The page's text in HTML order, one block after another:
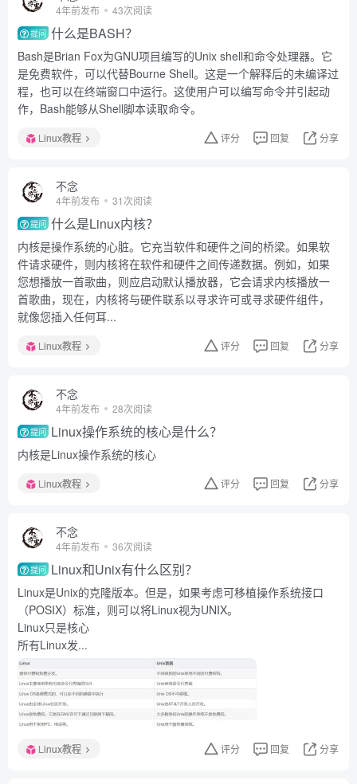
4年前发布 43次阅读
提问 什么是BASH？
Bash是Brian Fox为GNU项目编写的Unix shell和命令处理器。它
是免费软件，可以代替Bourne Shell。这是一个解释后的未编译过
程，也可以在终端窗口中运行。这使用户可以编写命令并引起动
作，Bash能够从Shell脚本读取命令。
Linux教程 评分 回复 分享
不念
4年前发布 31次阅读
提问 什么是Linux内核？
内核是操作系统的心脏。它充当软件和硬件之间的桥梁。如果软
件请求硬件，则内核将在软件和硬件之间传递数据。例如，如果
您想播放一首歌曲，则应启动默认播放器，它会请求内核播放一
首歌曲，现在，内核将与硬件联系以寻求许可或寻求硬件组件，
就像您插入任何耳...
Linux教程 评分 回复 分享
不念
4年前发布 28次阅读
提问 Linux操作系统的核心是什么？
内核是Linux操作系统的核心
Linux教程 评分 回复 分享
不念
4年前发布 36次阅读
提问 Linux和Unix有什么区别？
Linux是Unix的克隆版本。但是，如果考虑可移植操作系统接口
（POSIX）标准，则可以将Linux视为UNIX。
Linux只是核心
所有Linux发...
Linux教程 评分 回复 分享